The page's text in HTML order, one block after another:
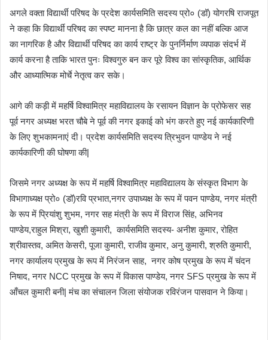
अगले वक्ता विद्यार्थी परिषद के प्रदेश कार्यसमिति सदस्य प्रो० (डॉ) योगरषि राजपूत
ने कहा कि विद्यार्थी परिषद का स्पष्ट मानना है कि छात्र कल का नहीं बल्कि आज
का नागरिक है और विद्यार्थी परिषद का कार्य राष्ट्र के पुनर्निर्माण व्यपाक संदर्भ में
कार्य करना है ताकि भारत पुनः विश्वगुरु बन कर पूरे विश्व का सांस्कृतिक, आर्थिक
और आध्यात्मिक मोर्चे नेतृत्व कर सके।
आगे की कड़ी में महर्षि विश्वामित्र महाविद्यालय के रसायन विज्ञान के प्रोफेसर सह
पूर्व नगर अध्यक्ष भरत चौबे ने पूर्व की नगर इकाई को भंग करते हुए नई कार्यकारिणी
के लिए शुभकामनाएं दी। प्रदेश कार्यसमिति सदस्य त्रिभुवन पाण्डेय ने नई
कार्यकारिणी की घोषणा की|
जिसमे नगर अध्यक्ष के रूप में महर्षि विश्वामित्र महाविद्यालय के संस्कृत विभाग के
विभागाध्यक्ष प्रो० (डॉ)रवि प्रभात,नगर उपाध्यक्ष के रूप में पवन पाण्डेय, नगर मंत्री
के रूप में प्रियांशु शुभम, नगर सह मंत्री के रूप में विराज सिंह, अभिनव
पाण्डेय,राहुल मिश्रा, खुशी कुमारी, कार्यसमिति सदस्य- अनीश कुमार, रोहित
श्रीवास्तव, अमित केसरी, पूजा कुमारी, राजीव कुमार, अनु कुमारी, श्रुति कुमारी,
नगर कार्यालय प्रमुख के रूप में निरंजन साह, नगर कोष प्रमुख के रूप में चंदन
निषाद, नगर NCC प्रमुख के रूप में विकास पाण्डेय, नगर SFS प्रमुख के रूप में
आँचल कुमारी बनी| मंच का संचालन जिला संयोजक रविरंजन पासवान ने किया।